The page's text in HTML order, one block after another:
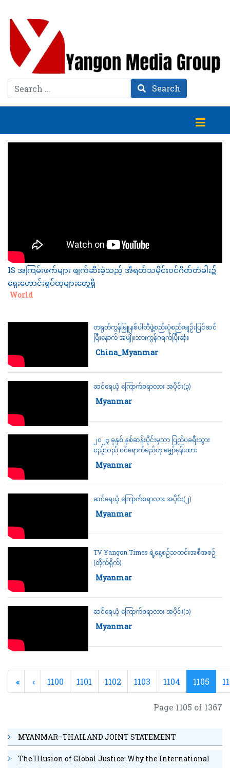
Search Search
IS အကြမ်းဖက်များ ဖျက်ဆီးခဲ့သည့် အီရတ်သမိုင်းဝင်ဂိတ်တံခါး၌
ရှေးဟောင်းရုပ်ထုများတွေ့ရှိ
Category:
World
တရုတ်ကွန်မြူနစ်ပါတီဖွဲ့စည်းပုံစည်းမျဉ်းပြင်ဆင်
ပြီးနောက် အမျိုးသားကွန်ဂရက်ပြီးဆုံး
Category:
China_Myanmar
ဆင်ရေယုံ ကြောက်စရာလား အပိုင်း(၃)
Category:
Myanmar
၂၀၂၃ ခုနှစ် နှစ်ဆန်းပိုင်းမှသာ ပြည်ပခရီးသွား
ဧည့်သည် ဝင်ရောက်မည်ဟု မျှော်မှန်းထား
Category:
Myanmar
ဆင်ရေယုံ ကြောက်စရာလား အပိုင်း(၂)
Category:
Myanmar
TV Yangon Times ရဲ့နေ့စဉ်သတင်းအစီအစဉ်
(တိုက်ရိုက်)
Category:
Myanmar
ဆင်ရေယုံ ကြောက်စရာလား အပိုင်း(၁)
Category:
Myanmar
1100 1101 1102 1103 1104 1105
Page 1105 of 1367
MYANMAR–THAILAND JOINT STATEMENT
The Illusion of Global Justice: Why the International